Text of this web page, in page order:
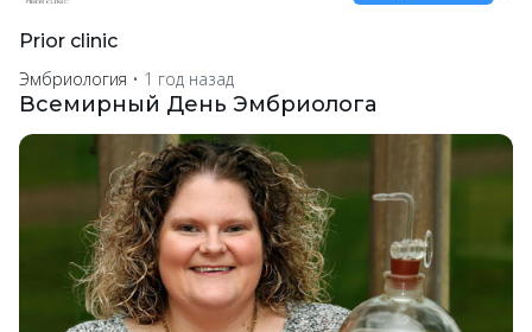
Prior clinic
Эмбриология • 1 год назад
Всемирный День Эмбриолога